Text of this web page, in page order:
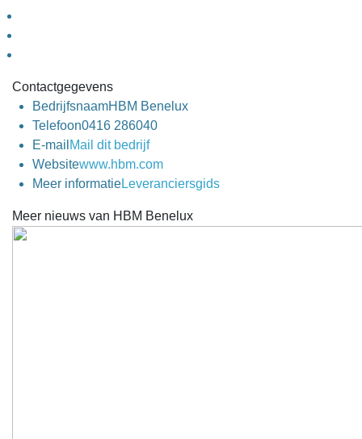
Contactgegevens
BedrijfsnaamHBM Benelux
Telefoon0416 286040
E-mail Mail dit bedrijf
Websitewww.hbm.com
Meer informatieLeveranciersgids
Meer nieuws van HBM Benelux